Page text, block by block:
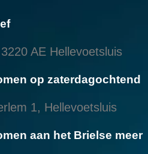
AE Hellevoetsluis
op zaterdagochtend
1, Hellevoetsluis
aan het Brielse meer